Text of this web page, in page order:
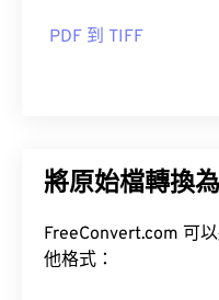
PDF 到 TIFF
將原始檔轉換
FreeConvert.com 可
他格式：